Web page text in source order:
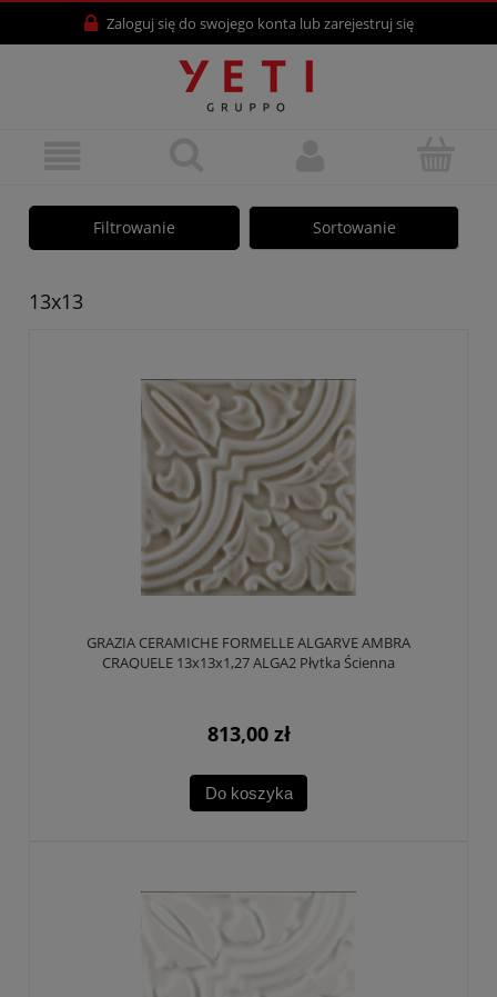
Zaloguj siędo swojego konta lubzarejestruj się
Filtrowanie Sortowanie
13x13
GRAZIA CERAMICHE FORMELLE ALGARVE AMBRA
CRAQUELE 13x13x1,27 ALGA2 Płytka Ścienna
813,00 zł
Do koszyka